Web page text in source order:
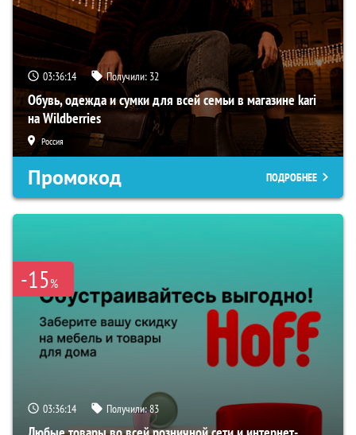
03:36:13 Получили: 32
Обувь, одежда и сумки для всей семьи в магазине kari
на Wildberries
Россия
Промокод ПОДРОБНЕЕ
-15%
03:36:13 Получили:83